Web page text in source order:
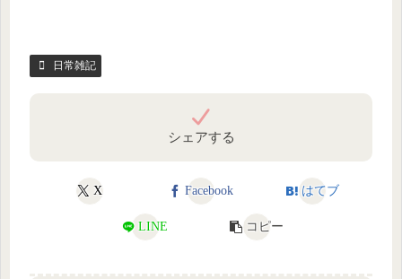
日常雑記
シェアする
X Facebook はてブ
LINE コピー